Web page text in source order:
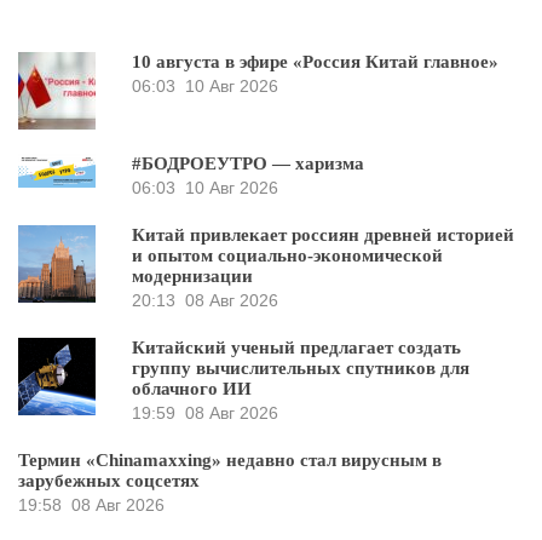
10 августа в эфире «Россия Китай главное»
06:03
10 Авг 2026
#БОДРОЕУТРО — харизма
06:03
10 Авг 2026
Китай привлекает россиян древней историей
и опытом социально-экономической
модернизации
20:13 08 Авг 2026
Китайский ученый предлагает создать
группу вычислительных спутников для
облачного ИИ
19:59 08 Авг 2026
Термин «Chinamaxxing» недавно стал вирусным в
зарубежных соцсетях
19:58 08 Авг 2026